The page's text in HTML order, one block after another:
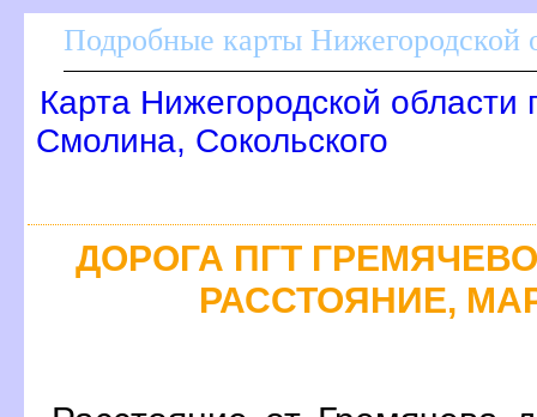
Подробные карты Нижегородской
Карта Нижегородской области
Смолина, Сокольского
ДОРОГА ПГТ
РАССТОЯНИЕ,